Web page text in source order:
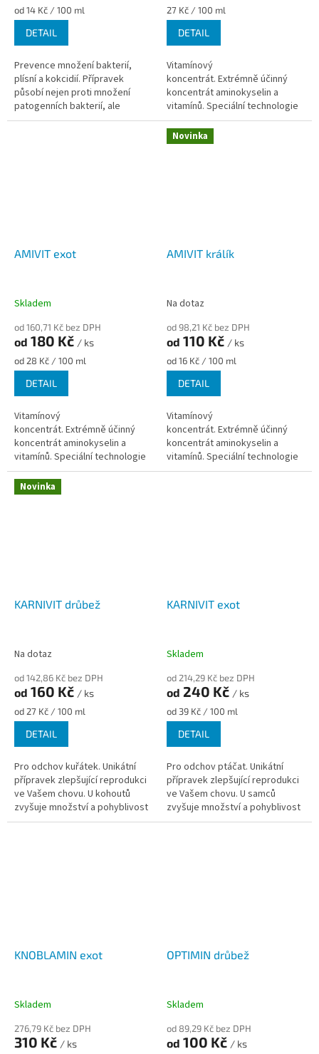
Měrná
cena:
od 14 Kč / 100 ml
DETAIL
Prevence množení bakterií,
plísní a kokcidií. Přípravek
působí nejen proti množení
patogenních bakterií, ale
také proti různým
Měrná
cena:
27 Kč / 100 ml
DETAIL
Vitamínový
koncentrát. Extrémně účinný
koncentrát aminokyselin a
vitamínů. Speciální technologie
výroby snižuje degradaci
vitamínů v žaludku a zažívacím
traktu....
AMIVIT exot
Skladem
od 160,71 Kč bez DPH
od 180 Kč / ks
Měrná
cena:
od 28 Kč / 100 ml
DETAIL
Vitamínový
koncentrát. Extrémně účinný
koncentrát aminokyselin a
vitamínů. Speciální technologie
výroby snižuje degradaci
vitamínů v žaludku a zažívacím
traktu. Nedochází také k...
Novinka
AMIVIT králík
Na dotaz
od 98,21 Kč bez DPH
od 110 Kč / ks
Měrná
cena:
od 16 Kč / 100 ml
DETAIL
Vitamínový
koncentrát. Extrémně účinný
koncentrát aminokyselin a
vitamínů. Speciální technologie
výroby snižuje degradaci
Novinka
KARNIVIT drůbež
Na dotaz
od 142,86 Kč bez DPH
od 160 Kč / ks
Měrná
cena:
od 27 Kč / 100 ml
DETAIL
Pro odchov kuřátek. Unikátní
přípravek zlepšující reprodukci
ve Vašem chovu. U kohoutů
zvyšuje množství a pohyblivost
spermií, u slepic dochází k
KARNIVIT exot
Skladem
od 214,29 Kč bez DPH
od 240 Kč / ks
Měrná
cena:
od 39 Kč / 100 ml
DETAIL
Pro odchov ptáčat. Unikátní
přípravek zlepšující reprodukci
ve Vašem chovu. U samců
zvyšuje množství a pohyblivost
spermií, u samic dochází k
KNOBLAMIN exot
Skladem
276,79 Kč bez DPH
310 Kč / ks
OPTIMIN drůbež
Skladem
od 89,29 Kč bez DPH
od 100 Kč / ks